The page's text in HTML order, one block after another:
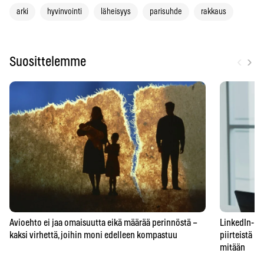
arki hyvinvointi läheisyys parisuhde rakkaus
Suosittelemme ›
Avioehto ei jaa omaisuutta eikä määrää perinnöstä –
kaksi virhettä, joihin moni edelleen kompastuu
LinkedIn-
piirteistä –
mitään